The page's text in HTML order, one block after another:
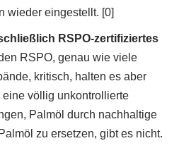
wieder eingestellt. [0]
RSPO-zertifiziertes
RSPO, genau wie viele
kritisch, halten es aber
eine völlig unkontrollierte
Palmöl durch nachhaltige
zu ersetzen, gibt es nicht.